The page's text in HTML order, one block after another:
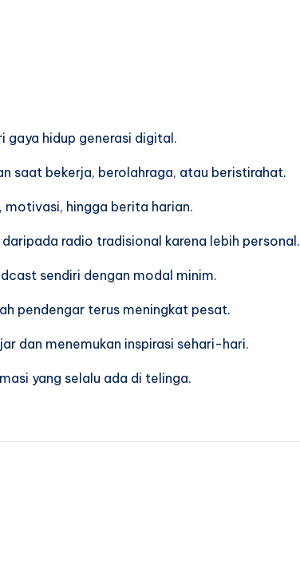
hidup generasi digital.
saat bekerja, berolahraga, atau beristirahat.
motivasi, hingga berita harian.
radio tradisional karena lebih personal.
sendiri dengan modal minim.
pendengar terus meningkat pesat.
dan menemukan inspirasi sehari-hari.
yang selalu ada di telinga.